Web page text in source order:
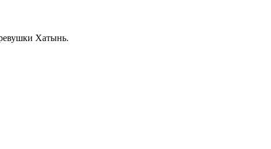
Хатынь.